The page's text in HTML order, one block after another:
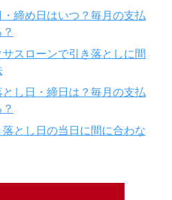
締め日はいつ？毎月の支払
スローンで引き落としに間
し日・締日は？毎月の支払
とし日の当日に間に合わな